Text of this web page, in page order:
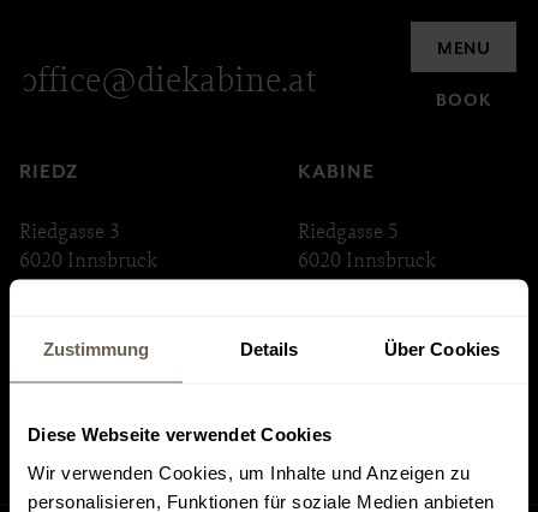
Zustimmung Details Über Cookies
Diese Webseite verwendet Cookies
Wir verwenden Cookies, um Inhalte und Anzeigen zu
personalisieren, Funktionen für soziale Medien anbieten
MENU
BOOK
office@diekabine.at
RIEDZ
Riedgasse 3
6020 Innsbruck
KABINE
Riedgasse 5
6020 Innsbruck
ABSTEIGE
6020 Innsbruck
INNSTRASSE 33
6020 Innsbruck